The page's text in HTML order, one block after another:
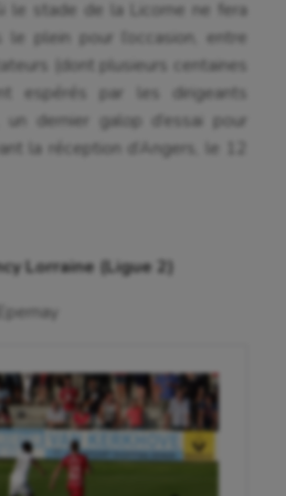
rythmique
le stade de la Licorne ne fera
le plein pour l’occasion, entre
(dont plusieurs centaines
espérés par les dirigeants
un dernier galop d’essai pour
la réception d’Angers, le 12
Lorraine (Ligue 2)